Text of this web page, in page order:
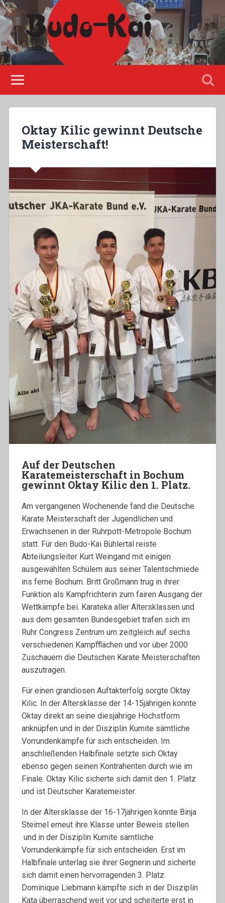
Please disable Adblock!
Oktay Kilic gewinnt Deutsche
Meisterschaft!
Auf der Deutschen
Karatemeisterschaft in Bochum
gewinnt Oktay Kilic den 1. Platz.
Am vergangenen Wochenende fand die Deutsche
Karate Meisterschaft der Jugendlichen und
Erwachsenen in der Ruhrpott-Metropole Bochum
statt. Für den Budo-Kai Bühlertal reiste
Abteilungsleiter Kurt Weingand mit einigen
ausgewählten Schülern aus seiner Talentschmiede
ins ferne Bochum. Britt Großmann trug in ihrer
Funktion als Kampfrichterin zum fairen Ausgang der
Wettkämpfe bei. Karateka aller Altersklassen und
aus dem gesamten Bundesgebiet trafen sich im
Ruhr Congress Zentrum um zeitgleich auf sechs
verschiedenen Kampfflächen und vor über 2000
Zuschauern die Deutschen Karate Meisterschaften
auszutragen.
Für einen grandiosen Auftakterfolg sorgte Oktay
Kilic. In der Altersklasse der 14-15jährigen konnte
Oktay direkt an seine diesjährige Höchstform
anknüpfen und in der Disziplin Kumite sämtliche
Vorrundenkämpfe für sich entscheiden. Im
anschließenden Halbfinale setzte sich Oktay
ebenso gegen seinen Kontrahenten durch wie im
Finale. Oktay Kilic sicherte sich damit den 1. Platz
und ist Deutscher Karatemeister.
In der Altersklasse der 16-17jährigen konnte Binja
Steimel erneut ihre Klasse unter Beweis stellen
und in der Disziplin Kumite sämtliche
Vorrundenkämpfe für sich entscheiden. Erst im
Halbfinale unterlag sie ihrer Gegnerin und sicherte
sich damit einen hervorragenden 3. Platz.
Dominique Liebmann kämpfte sich in der Disziplin
Kata überraschend weit vor und scheiterte erst in